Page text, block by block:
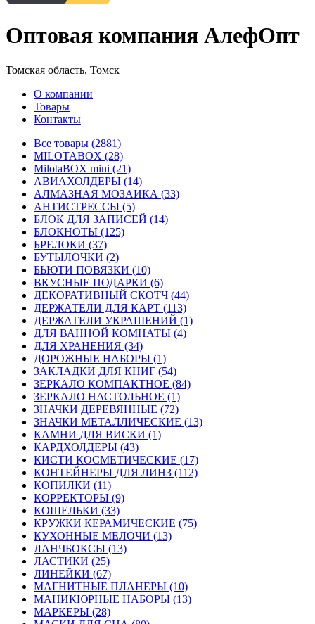
Оптовая компания АлефОпт
Томская область, Томск
О компании
Товары
Контакты
Все товары (2881)
MILOTABOX (28)
MilotaBOX mini (21)
АВИАХОЛДЕРЫ (14)
АЛМАЗНАЯ МОЗАИКА (33)
АНТИСТРЕССЫ (5)
БЛОК ДЛЯ ЗАПИСЕЙ (14)
БЛОКНОТЫ (125)
БРЕЛОКИ (37)
БУТЫЛОЧКИ (2)
БЬЮТИ ПОВЯЗКИ (10)
ВКУСНЫЕ ПОДАРКИ (6)
ДЕКОРАТИВНЫЙ СКОТЧ (44)
ДЕРЖАТЕЛИ ДЛЯ КАРТ (113)
ДЕРЖАТЕЛИ УКРАШЕНИЙ (1)
ДЛЯ ВАННОЙ КОМНАТЫ (4)
ДЛЯ ХРАНЕНИЯ (34)
ДОРОЖНЫЕ НАБОРЫ (1)
ЗАКЛАДКИ ДЛЯ КНИГ (54)
ЗЕРКАЛО КОМПАКТНОЕ (84)
ЗЕРКАЛО НАСТОЛЬНОЕ (1)
ЗНАЧКИ ДЕРЕВЯННЫЕ (72)
ЗНАЧКИ МЕТАЛЛИЧЕСКИЕ (13)
КАМНИ ДЛЯ ВИСКИ (1)
КАРДХОЛДЕРЫ (43)
КИСТИ КОСМЕТИЧЕСКИЕ (17)
КОНТЕЙНЕРЫ ДЛЯ ЛИНЗ (112)
КОПИЛКИ (11)
КОРРЕКТОРЫ (9)
КОШЕЛЬКИ (33)
КРУЖКИ КЕРАМИЧЕСКИЕ (75)
КУХОННЫЕ МЕЛОЧИ (13)
ЛАНЧБОКСЫ (13)
ЛАСТИКИ (25)
ЛИНЕЙКИ (67)
МАГНИТНЫЕ ПЛАНЕРЫ (10)
МАНИКЮРНЫЕ НАБОРЫ (13)
МАРКЕРЫ (28)